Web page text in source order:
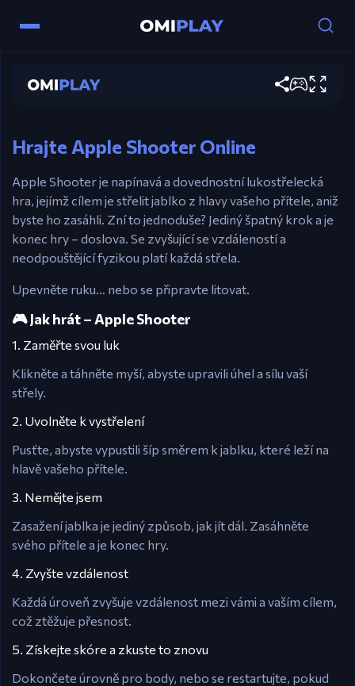
Apple Shooter
Myš táhněte – Zaměřte a upravte sílu
Uvolněte myš – Vystřelte šíp
R – Restartujte úroveň
Hrajte Apple Shooter Online
Apple Shooter je napínavá a dovednostní lukostřelecká
hra, jejímž cílem je střelit jablko z hlavy vašeho přítele, aniž
byste ho zasáhli. Zní to jednoduše? Jediný špatný krok a je
konec hry – doslova. Se zvyšující se vzdáleností a
neodpouštějící fyzikou platí každá střela.
Upevněte ruku… nebo se připravte litovat.
🎮 Jak hrát – Apple Shooter
1. Zaměřte svou luk
Klikněte a táhněte myší, abyste upravili úhel a sílu vaší
střely.
2. Uvolněte k vystřelení
Pusťte, abyste vypustili šíp směrem k jablku, které leží na
hlavě vašeho přítele.
3. Nemějte jsem
Zasažení jablka je jediný způsob, jak jít dál. Zasáhněte
svého přítele a je konec hry.
4. Zvyšte vzdálenost
Každá úroveň zvyšuje vzdálenost mezi vámi a vaším cílem,
což ztěžuje přesnost.
5. Získejte skóre a zkuste to znovu
Dokončete úrovně pro body, nebo se restartujte, pokud